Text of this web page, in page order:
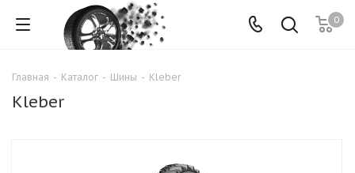
0
Главная - Каталог - Шины - Kleber
Kleber